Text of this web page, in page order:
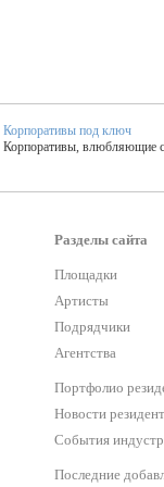
Корпоративы под ключ
Корпоративы, влюбляющие
классы
25 активностей! Смета за 15
второй заказ контента со
БАР от 50 000 р.
Разделы сайта
Площадки
Артисты
Подрядчики
Агентства
Портфолио
Новости
События
Последние